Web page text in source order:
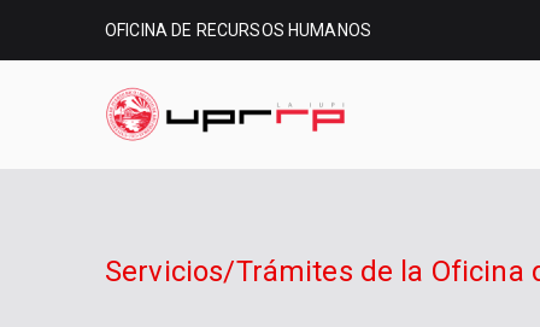
OFICINA DE RECURSOS HUMANOS
Servicios/Trámites de la Oficina